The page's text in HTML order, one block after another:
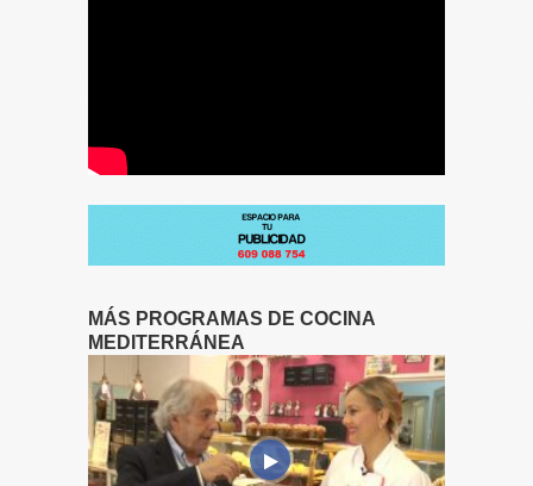
MÁS PROGRAMAS DE COCINA
MEDITERRÁNEA